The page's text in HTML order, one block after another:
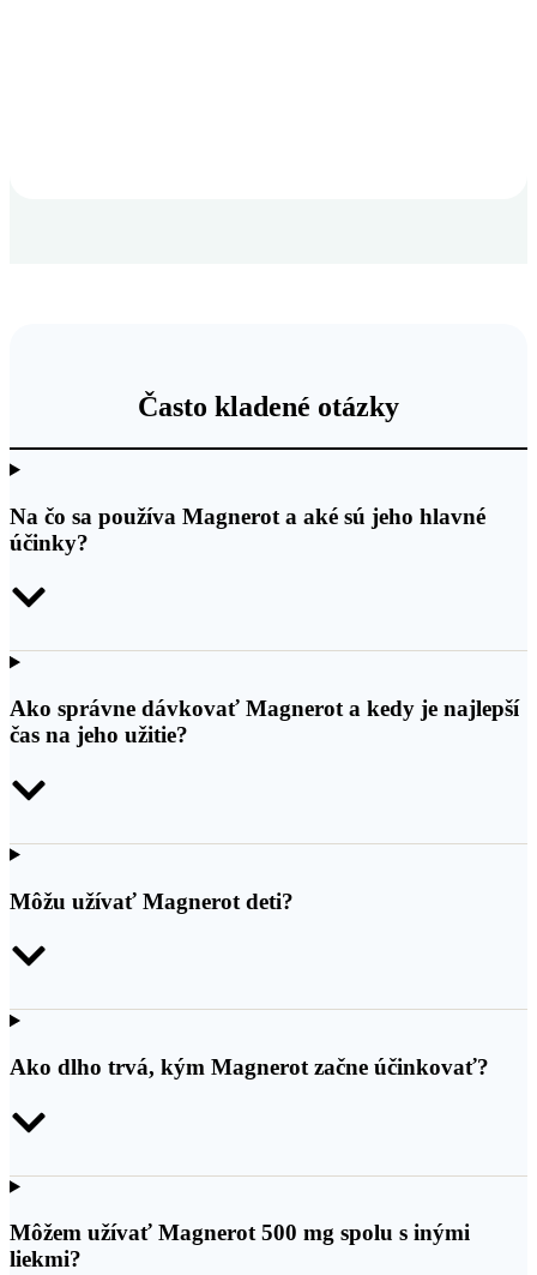
Často kladené otázky
Na čo sa používa Magnerot a aké sú jeho hlavné
účinky?
Ako správne dávkovať Magnerot a kedy je najlepší
čas na jeho užitie?
Môžu užívať Magnerot deti?
Ako dlho trvá, kým Magnerot začne účinkovať?
Môžem užívať Magnerot 500 mg spolu s inými
liekmi?